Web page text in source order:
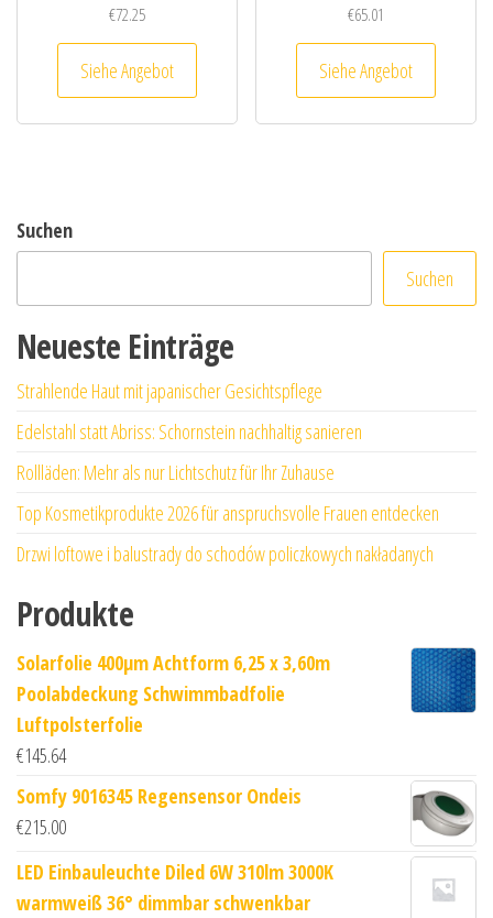
€72.25
Siehe Angebot
€65.01
Siehe Angebot
Suchen
Suchen
Neueste Einträge
Strahlende Haut mit japanischer Gesichtspflege
Edelstahl statt Abriss: Schornstein nachhaltig sanieren
Rollläden: Mehr als nur Lichtschutz für Ihr Zuhause
Top Kosmetikprodukte 2026 für anspruchsvolle Frauen entdecken
Drzwi loftowe i balustrady do schodów policzkowych nakładanych
Produkte
Solarfolie 400µm Achtform 6,25 x 3,60m
Poolabdeckung Schwimmbadfolie
Luftpolsterfolie
€145.64
Somfy 9016345 Regensensor Ondeis
€215.00
LED Einbauleuchte Diled 6W 310lm 3000K
warmweiß 36° dimmbar schwenkbar